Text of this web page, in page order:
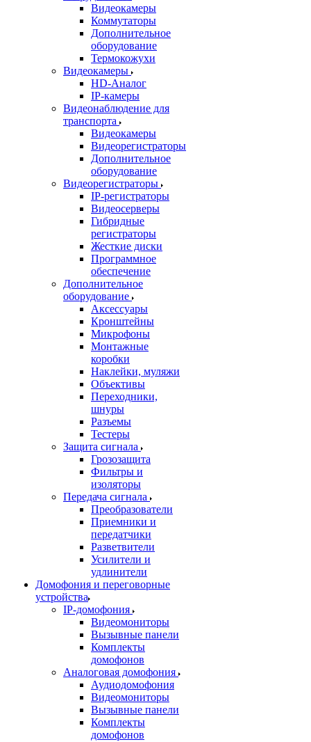
Видеокамеры
Коммутаторы
Дополнительное
оборудование
Термокожухи
Видеокамеры
HD-Аналог
IP-камеры
Видеонаблюдение для
транспорта
Видеокамеры
Видеорегистраторы
Дополнительное
оборудование
Видеорегистраторы
IP-регистраторы
Видеосерверы
Гибридные
регистраторы
Жесткие диски
Программное
обеспечение
Дополнительное
оборудование
Аксессуары
Кронштейны
Микрофоны
Монтажные
коробки
Наклейки, муляжи
Объективы
Переходники,
шнуры
Разъемы
Тестеры
Защита сигнала
Грозозащита
Фильтры и
изоляторы
Передача сигнала
Преобразователи
Приемники и
передатчики
Разветвители
Усилители и
удлинители
Домофония и переговорные
устройства
IP-домофония
Видеомониторы
Вызывные панели
Комплекты
домофонов
Аналоговая домофония
Аудиодомофония
Видеомониторы
Вызывные панели
Комплекты
домофонов